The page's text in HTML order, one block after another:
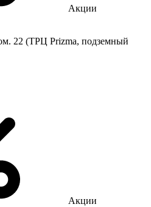
Акции
22 (ТРЦ Prizma, подземный
Акции